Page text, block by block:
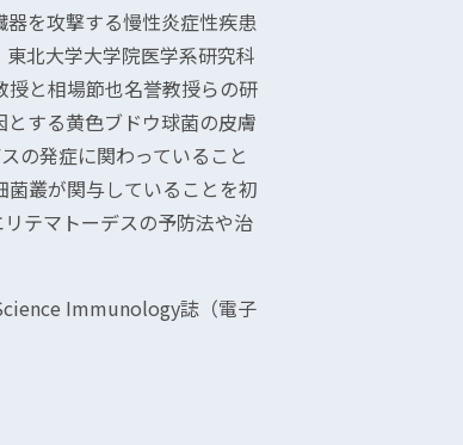
を攻撃する慢性炎症性疾患
北大学大学院医学系研究科
と相場節也名誉教授らの研
する黄色ブドウ球菌の皮膚
の発症に関わっていること
叢が関与していることを初
テマトーデスの予防法や治
Immunology誌（電子